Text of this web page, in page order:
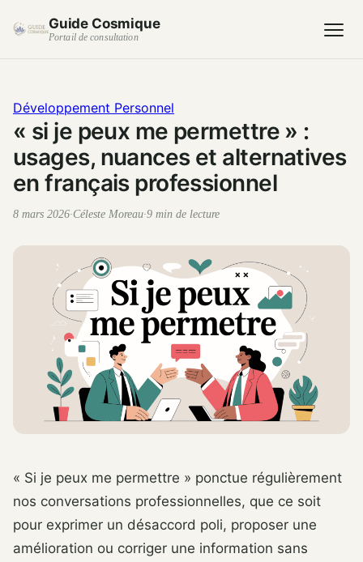
Guide Cosmique
Portail de consultation
Développement Personnel
« si je peux me permettre » :
usages, nuances et alternatives
en français professionnel
8 mars 2026·Céleste Moreau·9 min de lecture
« Si je peux me permettre » ponctue régulièrement
nos conversations professionnelles, que ce soit
pour exprimer un désaccord poli, proposer une
amélioration ou corriger une information sans